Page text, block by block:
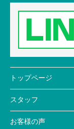
トップページ
スタッフ
お客様の声